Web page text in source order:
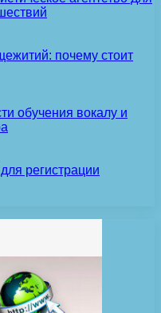
почему стоит
обучения вокалу и
регистрации